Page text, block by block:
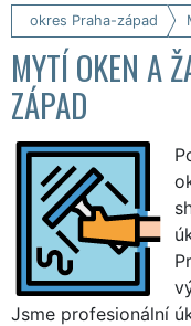
okres Praha-západ
MYTÍ OKEN A
ZÁPAD
Jsme profesionální